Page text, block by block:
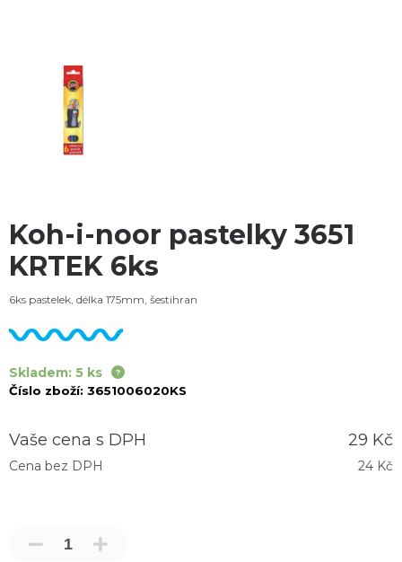
Koh-i-noor pastelky 3651
KRTEK 6ks
6ks pastelek, délka 175mm, šestihran
Skladem: 5 ks
Číslo zboží: 3651006020KS
Vaše cena s DPH 29 Kč
Cena bez DPH 24 Kč